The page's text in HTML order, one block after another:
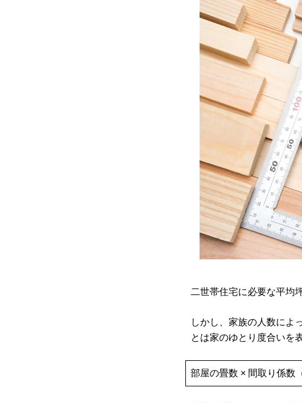
二世帯住宅に必要な平均
しかし、家族の人数によ
とは家のゆとり度合いを
部屋の畳数 × 間取り係数